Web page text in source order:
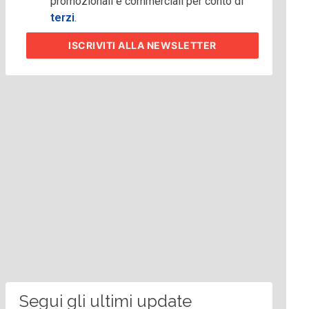
terzi.
ISCRIVITIALLA NEWSLETTER
Segui gli ultimi update